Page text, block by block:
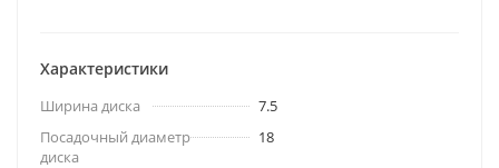
Характеристики
Ширина диска
7.5
Посадочный диаметр
диска
18